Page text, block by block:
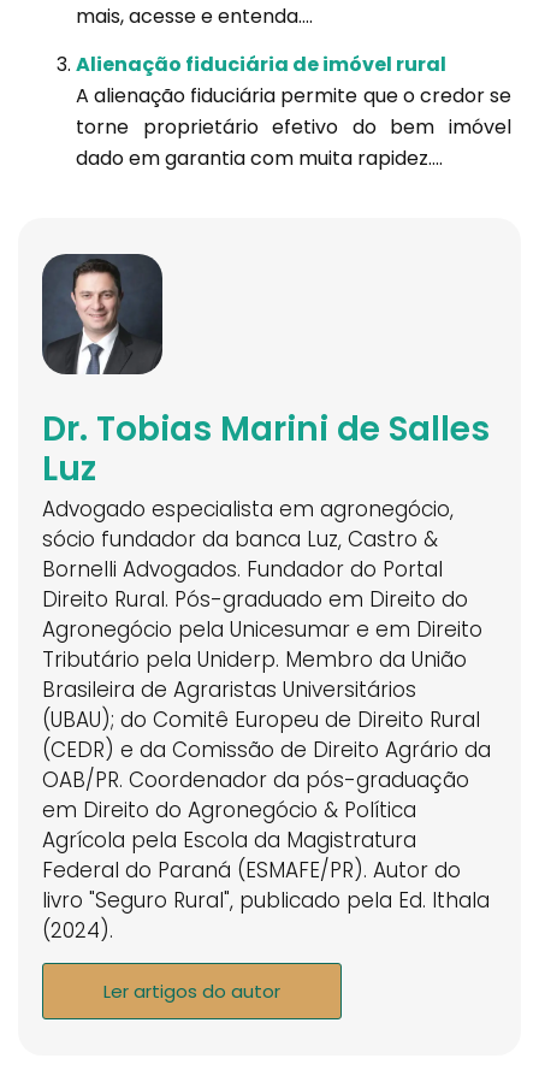
mais, acesse e entenda....
Alienação fiduciária de imóvel rural
A alienação fiduciária permite que o credor se
torne proprietário efetivo do bem imóvel
dado em garantia com muita rapidez....
Dr. Tobias Marini de Salles
Luz
Advogado especialista em agronegócio,
sócio fundador da banca Luz, Castro &
Bornelli Advogados. Fundador do Portal
Direito Rural. Pós-graduado em Direito do
Agronegócio pela Unicesumar e em Direito
Tributário pela Uniderp. Membro da União
Brasileira de Agraristas Universitários
(UBAU); do Comitê Europeu de Direito Rural
(CEDR) e da Comissão de Direito Agrário da
OAB/PR. Coordenador da pós-graduação
em Direito do Agronegócio & Política
Agrícola pela Escola da Magistratura
Federal do Paraná (ESMAFE/PR). Autor do
livro "Seguro Rural", publicado pela Ed. Ithala
(2024).
Ler artigos do autor